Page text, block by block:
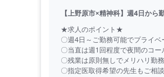
【上野原市×精神科】週4日か
★求人のポイント★
〇週4日～ご勤務可能でプライ
〇当直は週1回程度で夜間のコー
〇残業は原則無しでメリハリ勤
〇指定医取得希望の先生もご相